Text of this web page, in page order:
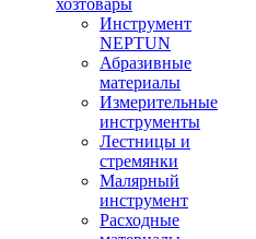
хозтовары
Инструмент
NEPTUN
Абразивные
материалы
Измерительные
инструменты
Лестницы и
стремянки
Малярный
инструмент
Расходные